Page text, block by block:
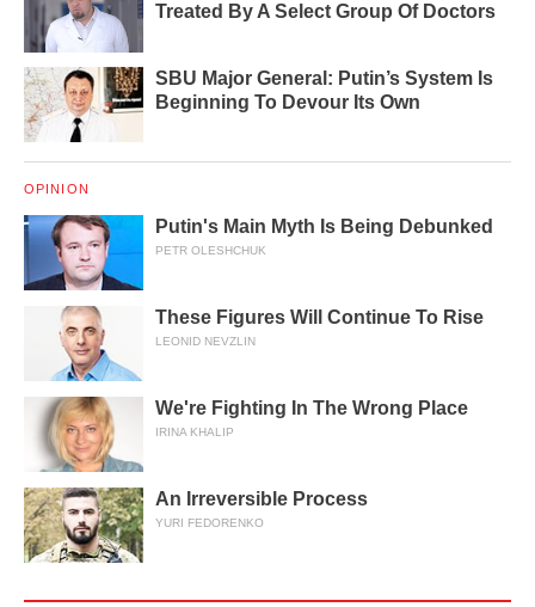
Treated By A Select Group Of Doctors
SBU Major General: Putin’s System Is
Beginning To Devour Its Own
OPINION
Putin's Main Myth Is Being Debunked
PETR OLESHCHUK
These Figures Will Continue To Rise
LEONID NEVZLIN
We're Fighting In The Wrong Place
IRINA KHALIP
An Irreversible Process
YURI FEDORENKO